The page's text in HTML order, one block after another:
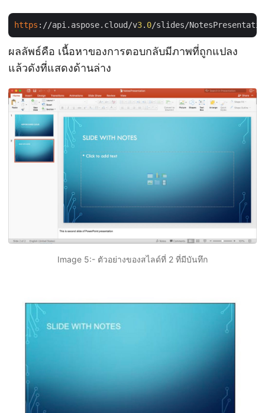
https ://api.aspose.cloud/v3. 0/slides/
ผลลัพธ์คือ เนื้อหาของการตอบกลับมีภาพที่ถูกแปลง
แล้วดังที่แสดงด้านล่าง
Image 5:- ตัวอย่างของสไลด์ที่ 2 ที่มีบันทึก